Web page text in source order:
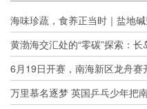
海味珍蔬，食养正当时｜盐地
黄渤海交汇处的“零碳”探索：
6月19日开赛，南海新区龙舟赛
万里慕名逐梦 英国乒乓少年把